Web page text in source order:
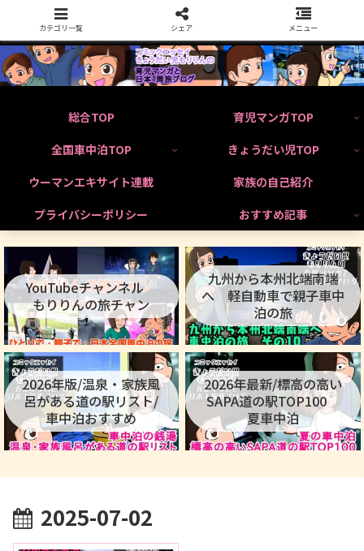
総合TOP
育児マンガTOP
全国車中泊TOP
きょうだい児TOP
ウーマンエキサイト連載
家族の自己紹介
プライバシーポリシー
おすすめ記事
YouTubeチャンネル
もりりんの旅チャン
九州から本州北端南端
へ 軽自動車で親子車中
泊の旅
2026年版/温泉・家族風
呂がある道の駅リスト/
車中泊おすすめ
2026年最新/標高の高い
SAPA道の駅TOP100
夏車中泊
2025-07-02
カテゴリ一覧 シェア メニュー